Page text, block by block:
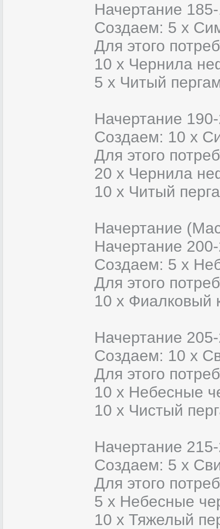
Начертание
Создаем: 5 х
Для этого
10 х Чернила
5 x Читый
Начертание
Создаем: 10 х
Для этого
20 x Чернила
10 x Читый
Начертание
Начертание
Создаем: 5 х
Для этого
10 x Фиалковый
Начертание
Создаем: 10 х
Для этого
10 x Небесные
10 x Чистый
Начертание
Создаем: 5 х
Для этого
5 x Небесные
10 x Тяжелый